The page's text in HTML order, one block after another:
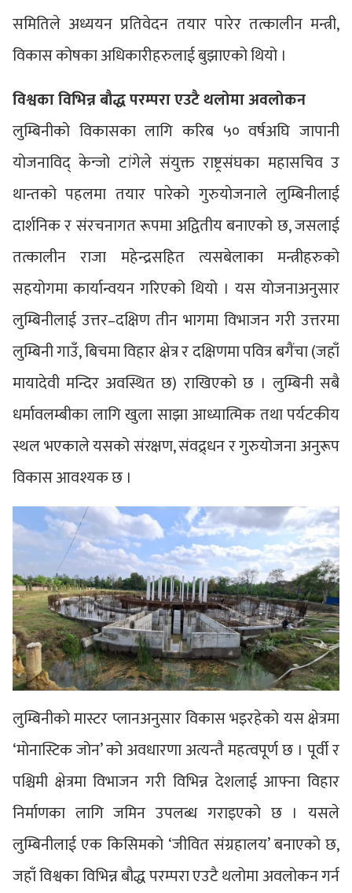
समितिले अध्ययन प्रतिवेदन तयार पारेर तत्कालीन मन्त्री,
विकास कोषका अधिकारीहरुलाई बुझाएको थियो ।
विश्वका विभिन्न बौद्ध परम्परा एउटै थलोमा अवलोकन
लुम्बिनीको विकासका लागि करिब ५० वर्षअघि जापानी
योजनाविद् केन्जो टांगेले संयुक्त राष्ट्रसंघका महासचिव उ
थान्तको पहलमा तयार पारेको गुरुयोजनाले लुम्बिनीलाई
दार्शनिक र संरचनागत रूपमा अद्वितीय बनाएको छ, जसलाई
तत्कालीन राजा महेन्द्रसहित त्यसबेलाका मन्त्रीहरुको
सहयोगमा कार्यान्वयन गरिएको थियो । यस योजनाअनुसार
लुम्बिनीलाई उत्तर–दक्षिण तीन भागमा विभाजन गरी उत्तरमा
लुम्बिनी गाउँ, बिचमा विहार क्षेत्र र दक्षिणमा पवित्र बगैंचा (जहाँ
मायादेवी मन्दिर अवस्थित छ) राखिएको छ । लुम्बिनी सबै
धर्मावलम्बीका लागि खुला साझा आध्यात्मिक तथा पर्यटकीय
स्थल भएकाले यसको संरक्षण, संवद्र्धन र गुरुयोजना अनुरूप
विकास आवश्यक छ ।
लुम्बिनीको मास्टर प्लानअनुसार विकास भइरहेको यस क्षेत्रमा
‘मोनास्टिक जोन’ को अवधारणा अत्यन्तै महत्वपूर्ण छ । पूर्वी र
पश्चिमी क्षेत्रमा विभाजन गरी विभिन्न देशलाई आफ्ना विहार
निर्माणका लागि जमिन उपलब्ध गराइएको छ । यसले
लुम्बिनीलाई एक किसिमको ‘जीवित संग्रहालय’ बनाएको छ,
जहाँ विश्वका विभिन्न बौद्ध परम्परा एउटै थलोमा अवलोकन गर्न